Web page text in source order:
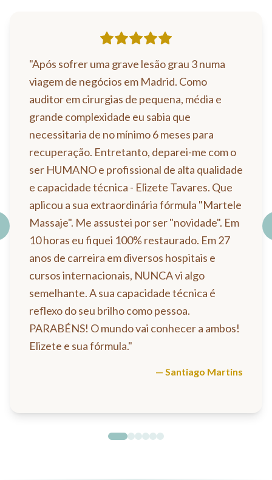
"Após sofrer uma grave lesão grau 3 numa
viagem de negócios em Madrid. Como
auditor em cirurgias de pequena, média e
grande complexidade eu sabia que
necessitaria de no mínimo 6 meses para
recuperação. Entretanto, deparei-me com o
ser HUMANO e profissional de alta qualidade
e capacidade técnica - Elizete Tavares. Que
aplicou a sua extraordinária fórmula "Martele
Massaje". Me assustei por ser "novidade". Em
10 horas eu fiquei 100% restaurado. Em 27
anos de carreira em diversos hospitais e
cursos internacionais, NUNCA vi algo
semelhante. A sua capacidade técnica é
reflexo do seu brilho como pessoa.
PARABÉNS! O mundo vai conhecer a ambos!
Elizete e sua fórmula."
— Santiago Martins